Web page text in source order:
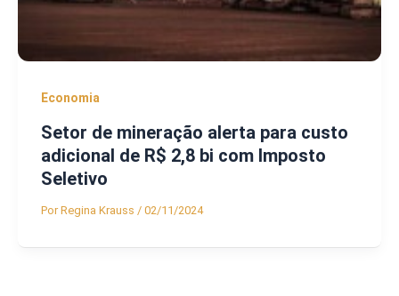
Economia
Setor de mineração alerta para custo
adicional de R$ 2,8 bi com Imposto
Seletivo
PorRegina Krauss / 02/11/2024